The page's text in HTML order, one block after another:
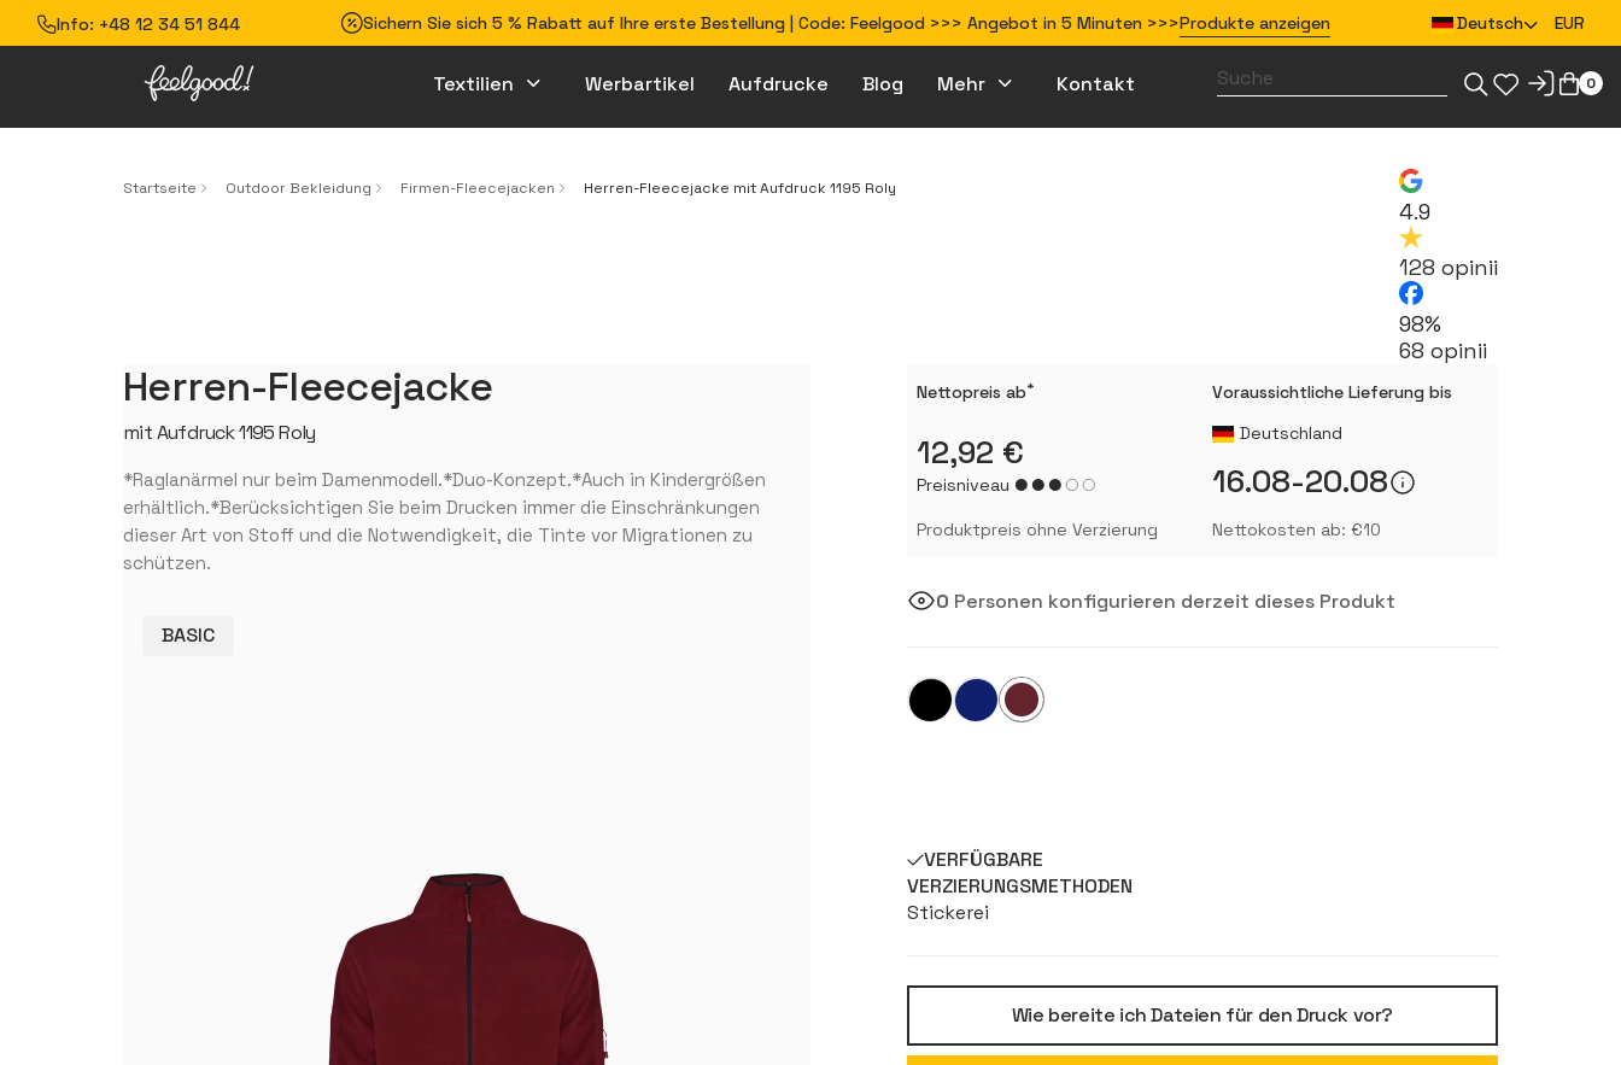
Info: +48 12 34 51 844 Sichern Sie sich 5 % Rabatt auf Ihre erste Bestellung | Code: Feelgood >>> Angebot in 5 Minuten >>>Produkte anzeigen Deutsch EUR
Textilien Werbartikel Aufdrucke Blog Mehr Kontakt 0
Startseite Outdoor Bekleidung Firmen-Fleecejacken Herren-Fleecejacke mit Aufdruck 1195 Roly
4.9
128 opinii
98%
68 opinii
Herren-Fleecejacke
mit Aufdruck 1195 Roly
*Raglanärmel nur beim Damenmodell.*Duo-Konzept.*Auch in Kindergrößen
erhältlich.*Berücksichtigen Sie beim Drucken immer die Einschränkungen
dieser Art von Stoff und die Notwendigkeit, die Tinte vor Migrationen zu
schützen.
BASIC
Nettopreis ab*
12,92 €
Preisniveau
Produktpreis ohne Verzierung
Voraussichtliche Lieferung bis
Deutschland
16.08-20.08
Nettokosten ab: €10
0 Personen konfigurieren derzeit dieses Produkt
VERFÜGBARE
VERZIERUNGSMETHODEN
Stickerei
Wie bereite ich Dateien für den Druck vor?